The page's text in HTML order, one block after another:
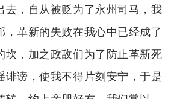
去，自从被贬为了永州司马，我
，革新的失败在我心中已经成了
坎，加之政敌们为了防止革新死
诽谤，使我不得片刻安宁，于是